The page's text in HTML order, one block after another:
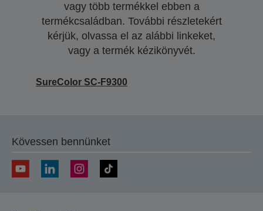
vagy több termékkel ebben a
termékcsaládban. További részletekért
kérjük, olvassa el az alábbi linkeket,
vagy a termék kézikönyvét.
SureColor SC-F9300
Kövessen bennünket